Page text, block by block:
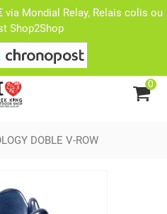
Mondial Relay, Relais colis ou
Shop2Shop
0
DOBLE V-ROW